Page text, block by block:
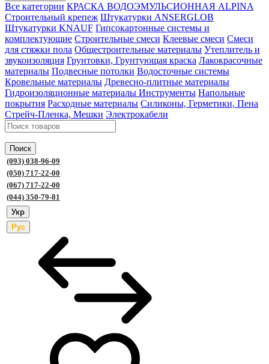
Все категории КРАСКА ВОДОЭМУЛЬСИОННАЯ ALPINA
Строительный крепеж Штукатурки ANSERGLOB
Штукатурки KNAUF Гипсокартонные системы и
комплектующие Строительные смеси Клеевые смеси Смеси
для стяжки пола Общестроительные материалы Утеплитель и
звукоизоляция Грунтовки, Грунтующая краска Лакокрасочные
материалы Подвесные потолки Водосточные системы
Кровельные материалы Древесно-плитные материалы
Гидроизоляционные материалы Инструменты Напольные
покрытия Расходные материалы Силиконы, Герметики, Пена
Стрейч-Пленка, Мешки Электрокабели
Поиск
(093) 038-96-09
(050) 717-22-00
(067) 717-22-00
(044) 350-79-81
Укр
Рус